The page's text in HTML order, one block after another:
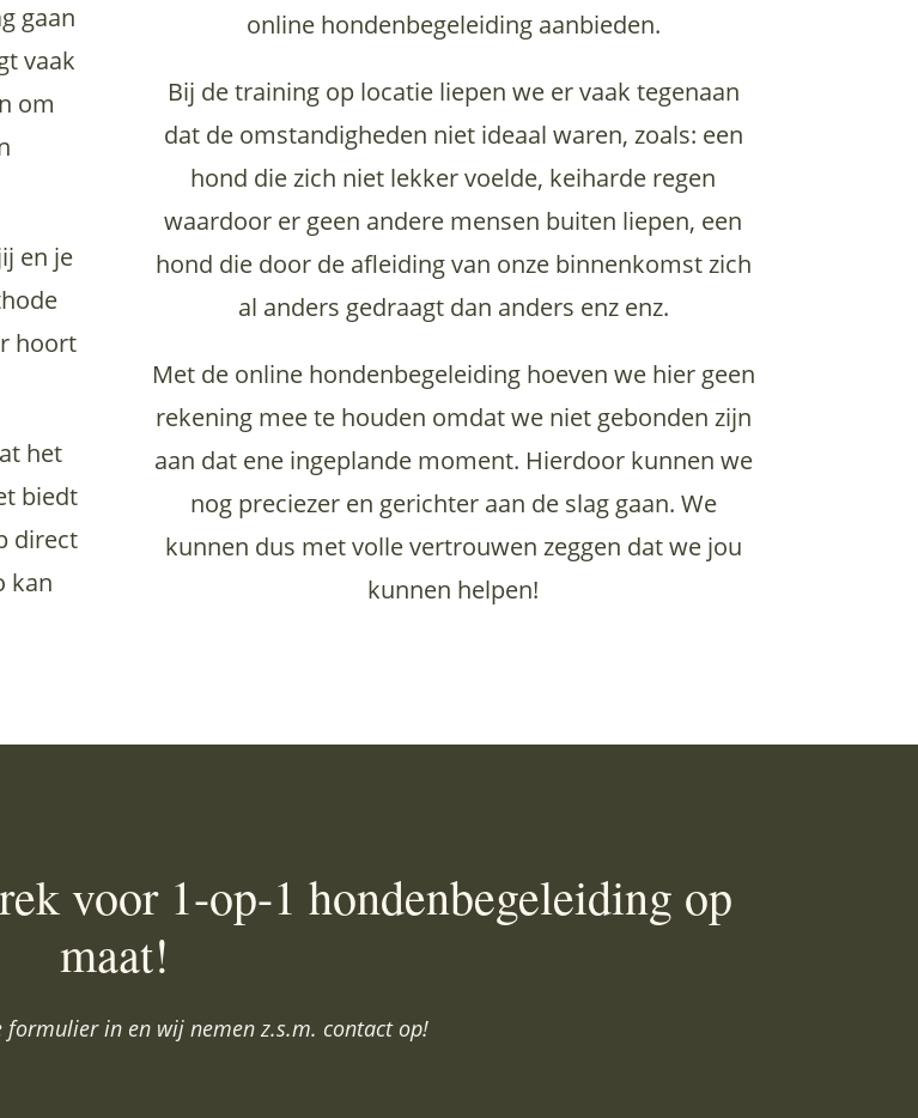
gaan
vaak
om
en je
hoort
het
biedt
direct
kan
online hondenbegeleiding aanbieden.
Bij de training op locatie liepen we er vaak tegenaan
dat de omstandigheden niet ideaal waren, zoals: een
hond die zich niet lekker voelde, keiharde regen
waardoor er geen andere mensen buiten liepen, een
hond die door de afleiding van onze binnenkomst zich
al anders gedraagt dan anders enz enz.
Met de online hondenbegeleiding hoeven we hier geen
rekening mee te houden omdat we niet gebonden zijn
aan dat ene ingeplande moment. Hierdoor kunnen we
nog preciezer en gerichter aan de slag gaan. We
kunnen dus met volle vertrouwen zeggen dat we jou
kunnen helpen!
voor 1-op-1 hondenbegeleiding op
maat!
formulier in en wij nemen z.s.m. contact op!